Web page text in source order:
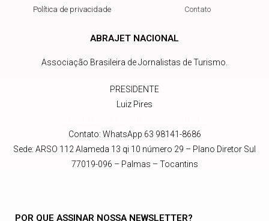
Política de privacidade
Contato
ABRAJET NACIONAL
Associação Brasileira de Jornalistas de Turismo.
PRESIDENTE
Luiz Pires
Contato: WhatsApp 63 98141-8686
Sede: ARSO 112 Alameda 13 qi 10 número 29 – Plano Diretor Sul
77019-096 – Palmas – Tocantins
POR QUE ASSINAR NOSSA NEWSLETTER?